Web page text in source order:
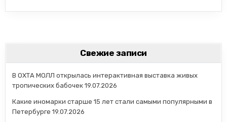
Свежие записи
В ОХТА МОЛЛ открылась интерактивная выставка живых
тропических бабочек 19.07.2026
Какие иномарки старше 15 лет стали самыми популярными в
Петербурге 19.07.2026